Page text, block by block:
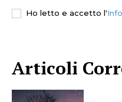
Ho letto e accetto l'
Articoli